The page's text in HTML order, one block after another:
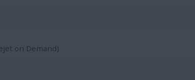
on Demand)